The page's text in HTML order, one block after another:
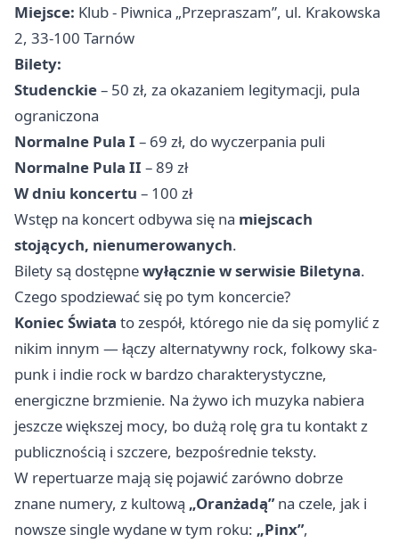
Miejsce: Klub - Piwnica „Przepraszam”, ul. Krakowska
2, 33-100 Tarnów
Bilety:
Studenckie– 50 zł, za okazaniem legitymacji, pula
ograniczona
Normalne Pula I – 69 zł, do wyczerpania puli
Normalne Pula II – 89 zł
W dniu koncertu – 100 zł
Wstęp na koncert odbywa się na miejscach
stojących, nienumerowanych.
Bilety są dostępnewyłącznie w serwisie Biletyna.
Czego spodziewać się po tym koncercie?
Koniec Świata to zespół, którego nie da się pomylić z
nikim innym — łączy alternatywny rock, folkowy ska-
punk i indie rock w bardzo charakterystyczne,
energiczne brzmienie. Na żywo ich muzyka nabiera
jeszcze większej mocy, bo dużą rolę gra tu kontakt z
publicznością i szczere, bezpośrednie teksty.
W repertuarze mają się pojawić zarówno dobrze
znane numery, z kultową „Oranżadą”na czele, jak i
nowsze single wydane w tym roku: „Pinx”,